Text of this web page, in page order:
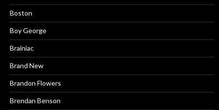
Boston
Boy George
Brainiac
Brand New
Brandon Flowers
Brendan Benson